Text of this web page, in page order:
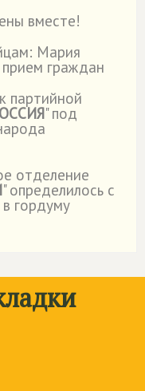
вместе!
Мария
граждан
партийной
" под
отделение
" определилось с
гордуму